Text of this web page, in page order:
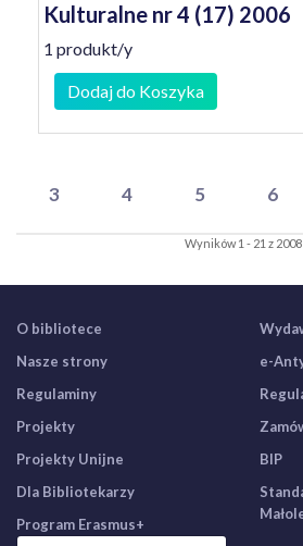
Kulturalne nr 4 (17) 2006
1 produkt/y
Dodaj do Koszyka
3 4 5 6
Wyników 1 - 21 z 2008
O bibliotece
Nasze strony
Regulaminy
Projekty
Projekty Unijne
Dla Bibliotekarzy
Program Erasmus+
e-
BIP